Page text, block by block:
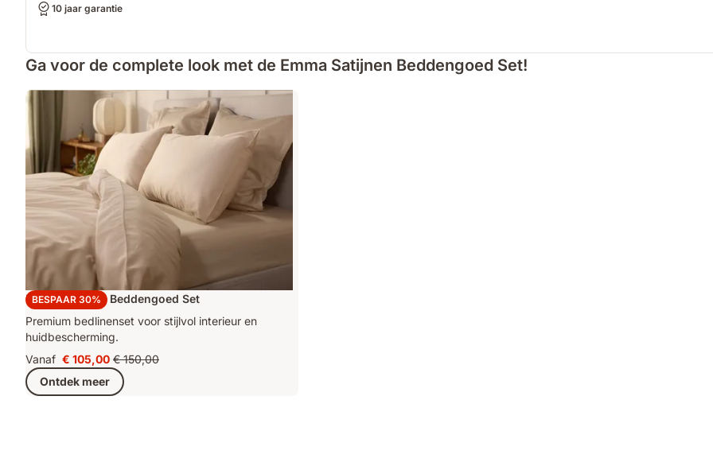
10 jaar garantie
Ga voor de complete look met de Emma Satijnen Beddengoed Set!
BESPAAR 30%
Emma Satijnen Beddengoed Set
Premium bedlinenset voor stijlvol interieur en
huidbescherming.
Vanaf Prijs
€ 105,00
€ 105,00Oorspronkelijke
prijs
€ 150,00
€ 150,00
Ontdek meer